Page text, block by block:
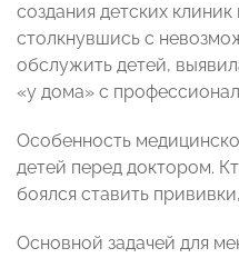
создания детских
столкнувшись с
обслужить детей,
«у дома» с
Особенность
детей перед доктором.
боялся ставить
Основной задачей для